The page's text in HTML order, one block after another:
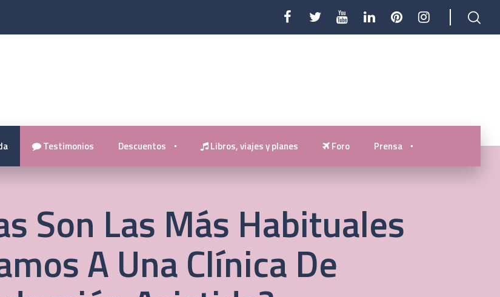
Testimonios Descuentos Libros, viajes y planes Foro Prensa
Son Las Más Habituales
A Una Clínica De